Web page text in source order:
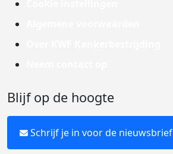
Blijf op de hoogte
Schrijf je in voor de nieuwsbrief